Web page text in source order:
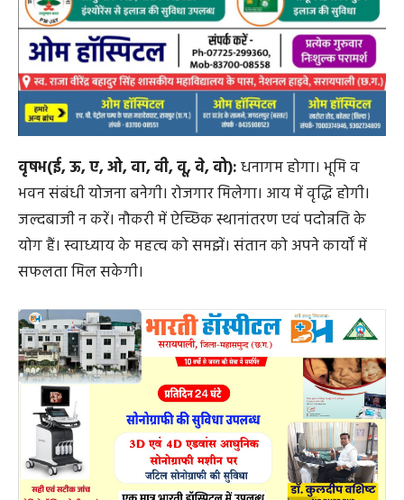
वृषभ(ई, ऊ, ए, ओ, वा, वी, वू, वे, वो):धनागम होगा। भूमि व
भवन संबंधी योजना बनेगी। रोजगार मिलेगा। आय में वृद्धि होगी।
जल्दबाजी न करें। नौकरी में ऐच्छिक स्थानांतरण एवं पदोन्नति के
योग हैं। स्वाध्याय के महत्व को समझें। संतान को अपने कार्यों में
सफलता मिल सकेगी।